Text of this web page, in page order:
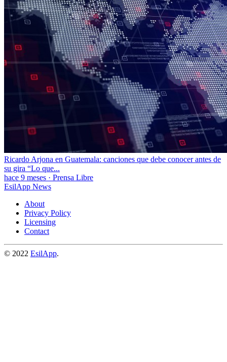
Ricardo Arjona en Guatemala: canciones que debe conocer antes de
su gira “Lo que...
hace 9 meses · Prensa Libre
EsilApp News
About
Privacy Policy
Licensing
Contact
© 2022 EsilApp.